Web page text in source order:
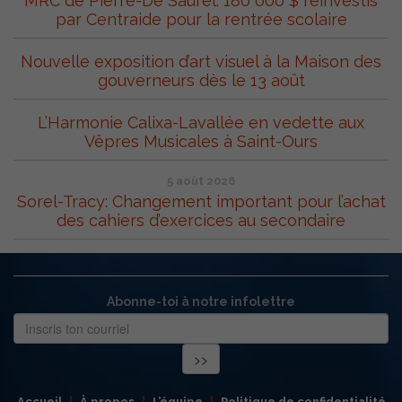
par Centraide pour la rentrée scolaire
Nouvelle exposition d’art visuel à la Maison des
gouverneurs dès le 13 août
L’Harmonie Calixa-Lavallée en vedette aux
Vêpres Musicales à Saint-Ours
5 août 2026
Sorel-Tracy: Changement important pour l’achat
des cahiers d’exercices au secondaire
Abonne-toi à notre infolettre